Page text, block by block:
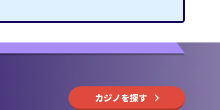
カジノを探す